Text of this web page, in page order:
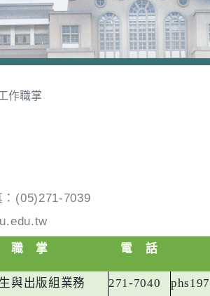
作職掌
(05)271-7039
職 掌 電 話
與出版組業務 271-7040